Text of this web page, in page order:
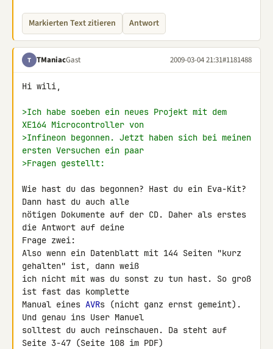
Markierten Text zitieren Antwort
T TManiacGast 2009-03-04 21:31#1181488
Hi wili,
>Ich habe soeben ein neues Projekt mit dem
XE164 Microcontroller von
>Infineon begonnen. Jetzt haben sich bei meinen
ersten Versuchen ein paar
>Fragen gestellt:
Wie hast du das begonnen? Hast du ein Eva-Kit?
Dann hast du auch alle
nötigen Dokumente auf der CD. Daher als erstes
die Antwort auf deine
Frage zwei:
Also wenn ein Datenblatt mit 144 Seiten "kurz
gehalten" ist, dann weiß
ich nicht mit was du sonst zu tun hast. So groß
ist fast das komplette
Manual eines AVRs (nicht ganz ernst gemeint).
Und genau ins User Manuel
solltest du auch reinschauen. Da steht auf
Seite 3-47 (Seite 108 im PDF)